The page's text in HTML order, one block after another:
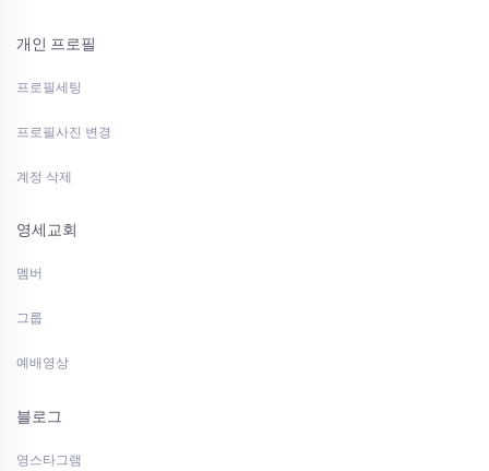
개인 프로필
프로필세팅
프로필사진 변경
계정 삭제
영세교회
멤버
그룹
예배영상
블로그
영스타그램